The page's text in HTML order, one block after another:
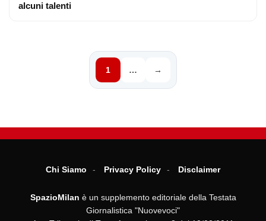
alcuni talenti
1 … →
Chi Siamo Privacy Policy Disclaimer
SpazioMilan è un supplemento editoriale della Testata
Giornalistica "Nuovevoci"